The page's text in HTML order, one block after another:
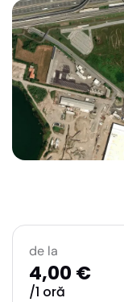
de la
4,00 €
/1 oră